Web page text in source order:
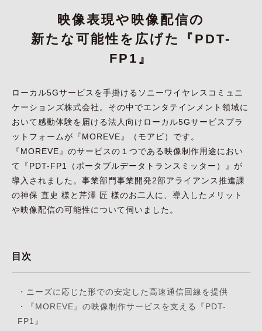
映像表現や映像配信の
新たな可能性を広げた『PDT-
FP1』
ローカル5Gサービスを手掛けるソニーワイヤレスコミュニ
ケーションズ株式会社。その中でエンタテインメント領域に
おいて感動体験を届ける法人向けローカル5Gサービスプラ
ットフォームが『MOREVE』（モアビ）です。
『MOREVE』のサービスの１つである映像制作用途におい
て『PDT-FP1（ポータブルデータトランスミッター）』が
導入されました。事業部門事業開発2部アライアンス推進課
の神保 直史 様と芹澤 匠 様のお二人に、導入したメリット
や映像配信の可能性について伺いました。
目次
・
ニーズに応じた形での安定した高速通信回線を提供
・
『MOREVE』の映像制作サービスを支える『PDT-
FP1』